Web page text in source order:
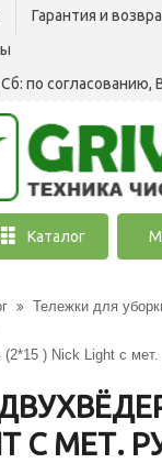
Гарантия и
по согласованию,
Каталог
Тележки для
) Nick Light с
С МЕТ.